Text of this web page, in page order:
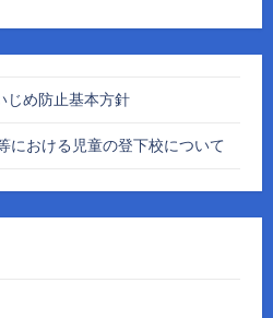
じめ防止基本方針
における児童の登下校について